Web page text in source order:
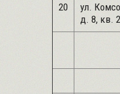
20
ул.
д. 8, кв. 2